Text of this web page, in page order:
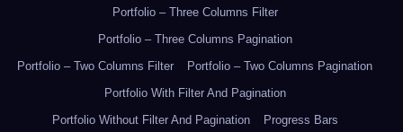
Portfolio – Three Columns Filter
Portfolio – Three Columns Pagination
Portfolio – Two Columns Filter
Portfolio – Two Columns Pagination
Portfolio With Filter And Pagination
Portfolio Without Filter And Pagination
Progress Bars